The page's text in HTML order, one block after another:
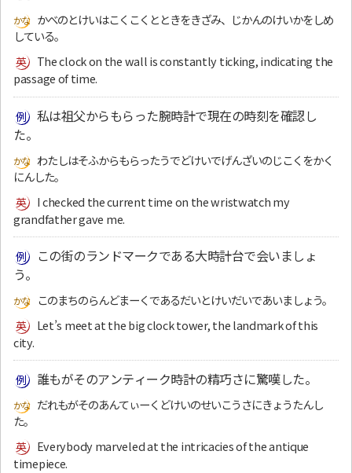
かべのとけいはこくこくとときをきざみ、じかんのけいかをしめ
している。
The clock on the wall is constantly ticking, indicating the
passage of time.
私は祖父からもらった腕時計で現在の時刻を確認し
た。
わたしはそふからもらったうでどけいでげんざいのじこくをかく
にんした。
I checked the current time on the wristwatch my
grandfather gave me.
この街のランドマークである大時計台で会いましょ
う。
このまちのらんどまーくであるだいとけいだいであいましょう。
Let’s meet at the big clock tower, the landmark of this
city.
誰もがそのアンティーク時計の精巧さに驚嘆した。
だれもがそのあんてぃーくどけいのせいこうさにきょうたんし
た。
Everybody marveled at the intricacies of the antique
timepiece.